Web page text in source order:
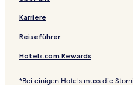
Karriere
Reiseführer
Hotels.com Rewards
*Bei einigen Hotels muss die